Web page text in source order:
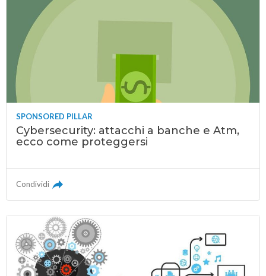
SPONSORED PILLAR
Cybersecurity: attacchi a banche e Atm,
ecco come proteggersi
Condividi